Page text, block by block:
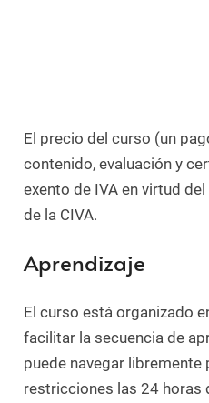
El precio del curso (un
contenido, evaluación y
exento de IVA en virtud
de la CIVA.
Aprendizaje
El curso está organizado
facilitar la secuencia de
puede navegar
restricciones las 24 horas